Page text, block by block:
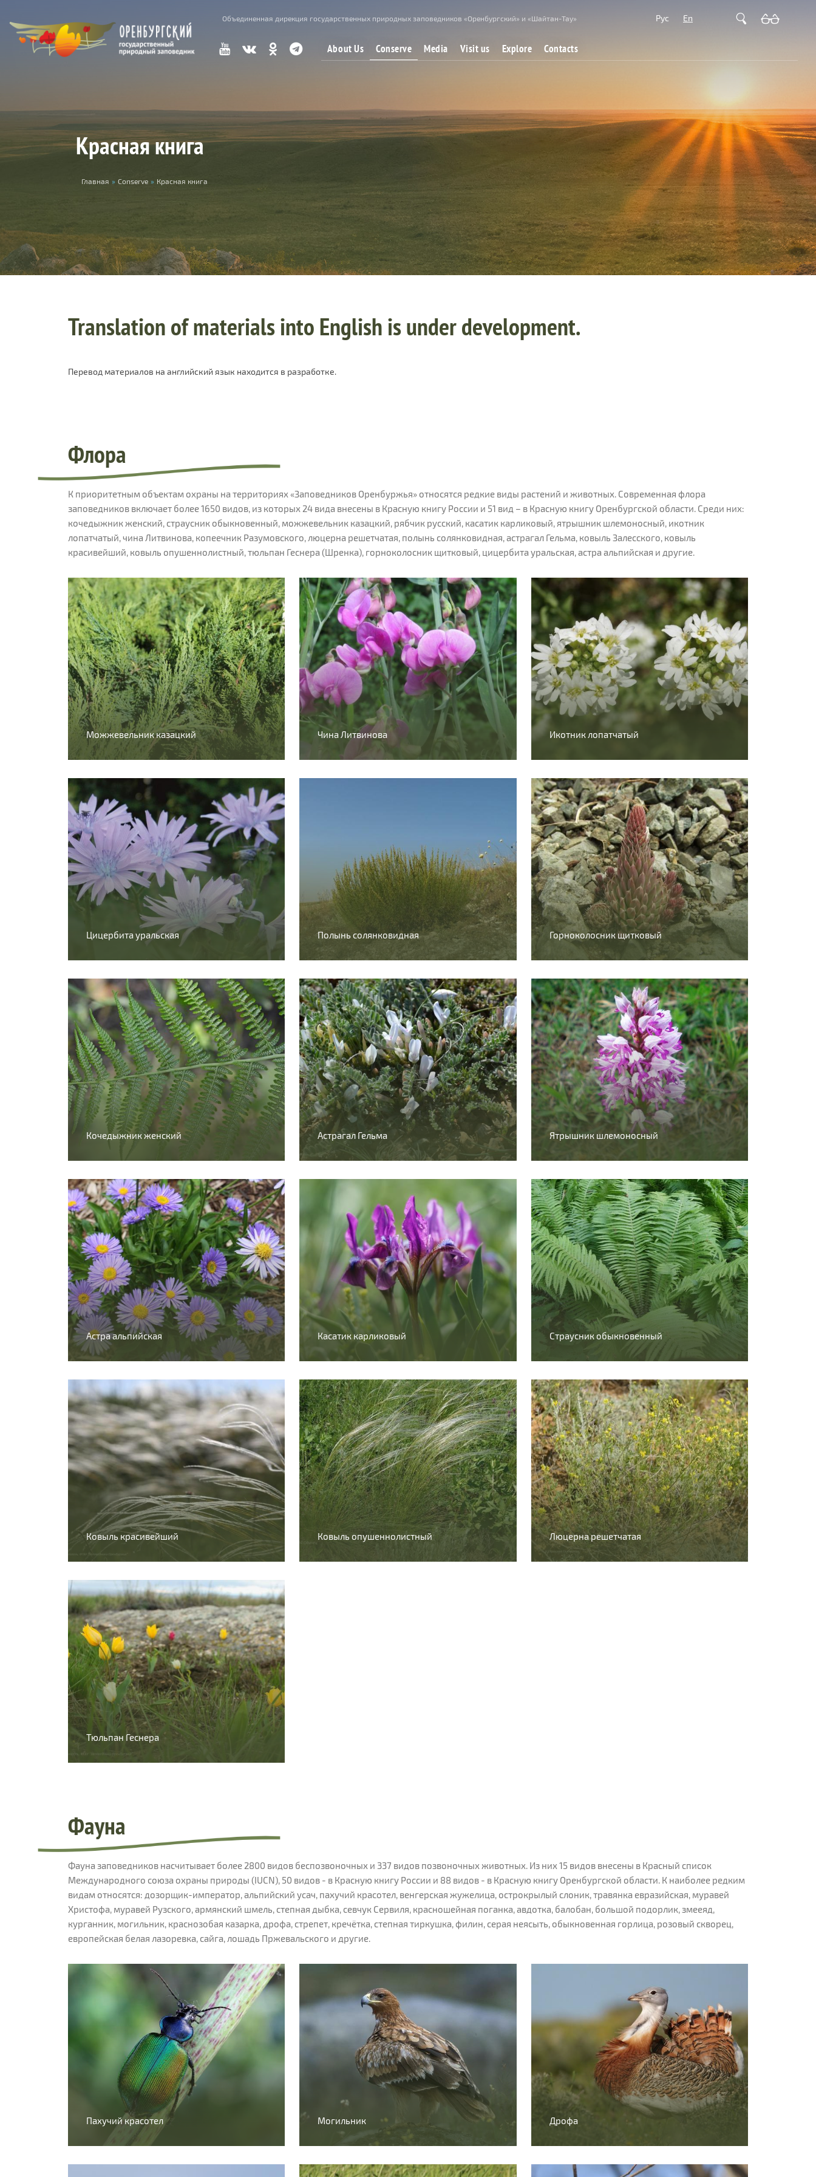
Объединенная дирекция государственных природных заповедников «Оренбургский» и «Шайтан-Тау» Рус En
About Us Conserve Media Visit us Explore Contacts
Красная книга
You are here
Главная » Conserve » Красная книга
Translation of materials into English is under development.
Перевод материалов на английский язык находится в разработке.
Флора
К приоритетным объектам охраны на территориях «Заповедников Оренбуржья» относятся редкие виды растений и животных. Современная флора
заповедников включает более 1650 видов, из которых 24 вида внесены в Красную книгу России и 51 вид – в Красную книгу Оренбургской области. Среди них:
кочедыжник женский, страусник обыкновенный, можжевельник казацкий, рябчик русский, касатик карликовый, ятрышник шлемоносный, икотник
лопатчатый, чина Литвинова, копеечник Разумовского, люцерна решетчатая, полынь солянковидная, астрагал Гельма, ковыль Залесского, ковыль
красивейший, ковыль опушеннолистный, тюльпан Геснера (Шренка), горноколосник щитковый, цицербита уральская, астра альпийская и другие.
Можжевельник казацкий Чина Литвинова Икотник лопатчатый
Цицербита уральская Полынь солянковидная Горноколосник щитковый
Кочедыжник женский Астрагал Гельма Ятрышник шлемоносный
Астра альпийская Касатик карликовый Страусник обыкновенный
Ковыль красивейший Ковыль опушеннолистный Люцерна решетчатая
Тюльпан Геснера
Фауна
Фауна заповедников насчитывает более 2800 видов беспозвоночных и 337 видов позвоночных животных. Из них 15 видов внесены в Красный список
Международного союза охраны природы (IUCN), 50 видов - в Красную книгу России и 88 видов - в Красную книгу Оренбургской области. К наиболее редким
видам относятся: дозорщик-император, альпийский усач, пахучий красотел, венгерская жужелица, острокрылый слоник, травянка евразийская, муравей
Христофа, муравей Рузского, армянский шмель, степная дыбка, севчук Сервиля, красношейная поганка, авдотка, балобан, большой подорлик, змееяд,
курганник, могильник, краснозобая казарка, дрофа, стрепет, кречётка, степная тиркушка, филин, серая неясыть, обыкновенная горлица, розовый скворец,
европейская белая лазоревка, сайга, лошадь Пржевальского и другие.
Пахучий красотел Могильник Дрофа